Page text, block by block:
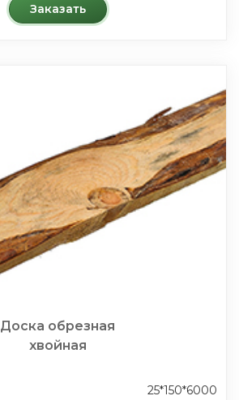
Заказать
Доска обрезная
хвойная
25*150*6000